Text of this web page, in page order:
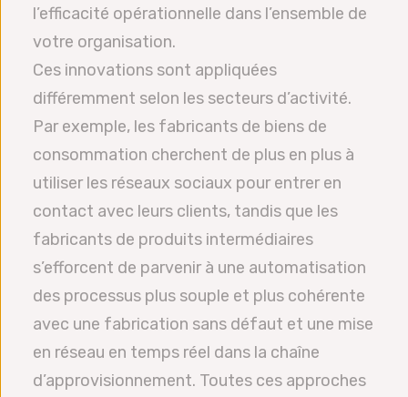
l’efficacité opérationnelle dans l’ensemble de
votre organisation.
Ces innovations sont appliquées
différemment selon les secteurs d’activité.
Par exemple, les fabricants de biens de
consommation cherchent de plus en plus à
utiliser les réseaux sociaux pour entrer en
contact avec leurs clients, tandis que les
fabricants de produits intermédiaires
s’efforcent de parvenir à une automatisation
des processus plus souple et plus cohérente
avec une fabrication sans défaut et une mise
en réseau en temps réel dans la chaîne
d’approvisionnement. Toutes ces approches